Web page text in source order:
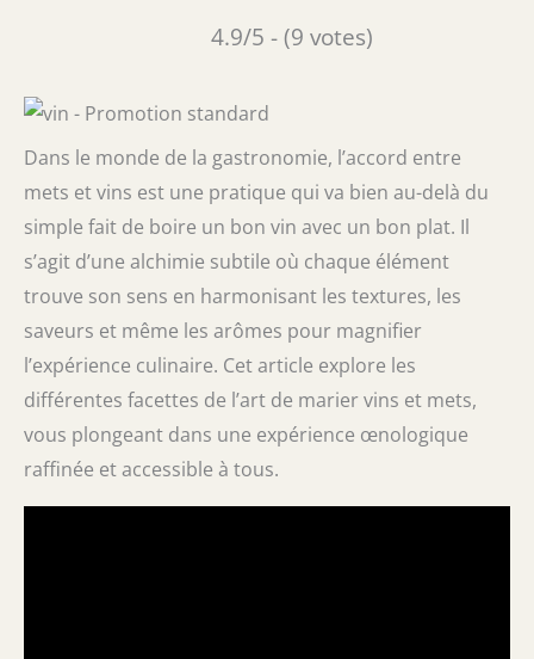
4.9/5 - (9 votes)
Dans le monde de la gastronomie, l’accord entre
mets et vins est une pratique qui va bien au-delà du
simple fait de boire un bon vin avec un bon plat. Il
s’agit d’une alchimie subtile où chaque élément
trouve son sens en harmonisant les textures, les
saveurs et même les arômes pour magnifier
l’expérience culinaire. Cet article explore les
différentes facettes de l’art de marier vins et mets,
vous plongeant dans une expérience œnologique
raffinée et accessible à tous.